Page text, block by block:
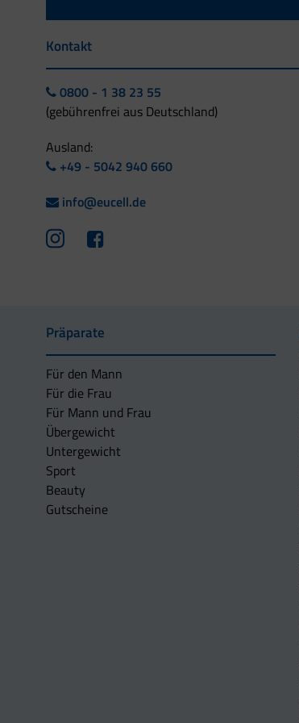
Kontakt
0800 - 1 38 23 55
(gebührenfrei aus Deutschland)
Ausland:
+49 - 5042 940 660
info@eucell.de
Präparate
Für den Mann
Für die Frau
Für Mann und Frau
Übergewicht
Untergewicht
Sport
Beauty
Gutscheine